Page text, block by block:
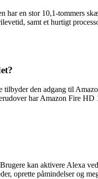
en stor 10,1-tommers
samt et hurtigt
den adgang til
har Amazon Fire
kan aktivere Alexa
oprette påmindelser og